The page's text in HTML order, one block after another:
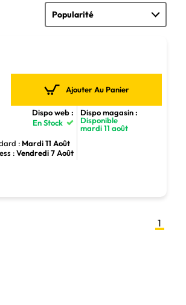
Ajouter Au Panier
Dispo web :
En Stock
: Mardi 11 Août
:Vendredi 7 Août
Dispo magasin :
Disponible
mardi 11 août
1